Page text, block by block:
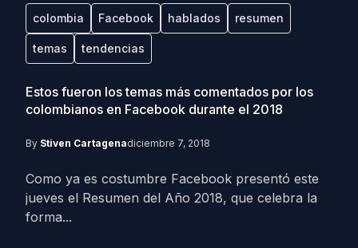
colombia Facebook hablados resumen
temas tendencias
Estos fueron los temas más comentados por los
colombianos en Facebook durante el 2018
By Stiven Cartagenadiciembre 7, 2018
Como ya es costumbre Facebook presentó este
jueves el Resumen del Año 2018, que celebra la
forma...